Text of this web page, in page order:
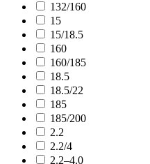
132/160
15
15/18.5
160
160/185
18.5
18.5/22
185
185/200
2.2
2.2/4
2.2–4.0